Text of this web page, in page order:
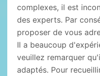
complexes, il est
des experts. Par
proposer de vous
Il a beaucoup
veuillez remarquer
adaptés. Pour